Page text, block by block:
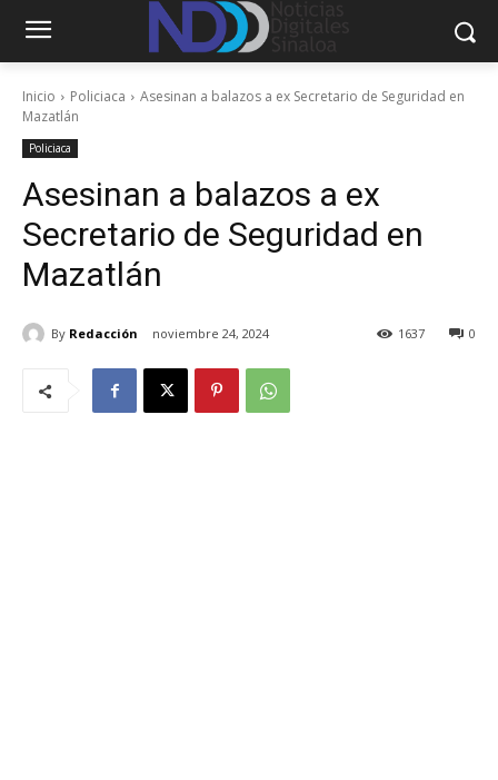
Inicio Policiaca
Asesinan a balazos a ex Secretario de Seguridad en
Mazatlán
Policiaca
Asesinan a balazos a ex
Secretario de Seguridad en
Mazatlán
By Redacción noviembre 24, 2024 0
1637